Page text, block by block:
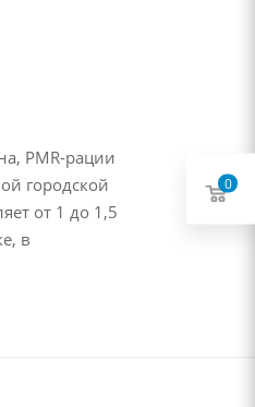
PMR-рации
городской
от 1 до 1,5
в
0